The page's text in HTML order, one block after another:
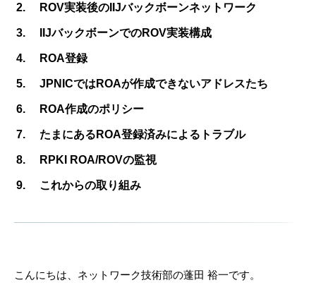
ROV実装後のIIJバックボーンネットワーク
IIJバックボーンでのROV実装構成
ROA登録
JPNICではROAが作成できないアドレスたち
ROA作成のポリシー
たまにあるROA登録済みによるトラブル
RPKI ROA/ROVの監視
これからの取り組み
こんにちは、ネットワーク技術部の蓬田 裕一です。